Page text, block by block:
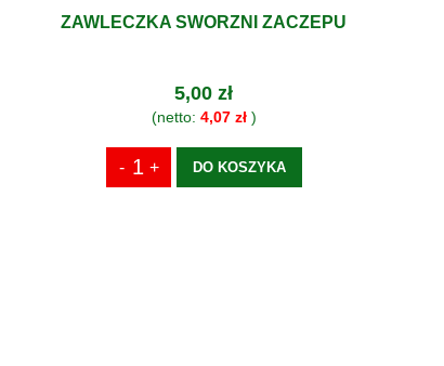
ZAWLECZKA SWORZNI ZACZEPU
5,00 zł
(netto: 4,07 zł)
DO KOSZYKA